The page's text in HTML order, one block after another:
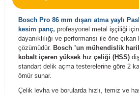
Bosch Power Change Plus Adaptör 70 mm ve
648,00 TL
Bosch Pro 86 mm dışarı atma yaylı
kesim panç, profesyonel metal işçiliği
dayanıklılığı ve performansı ile öne
çözümüdür. Bosch ’un mühendislik
kobalt içeren yüksek hız çeliği (HSS)
standart delik açma testerelerine göre 2
ömür sunar.
Çelik levha ve borularda hızlı, temiz ve